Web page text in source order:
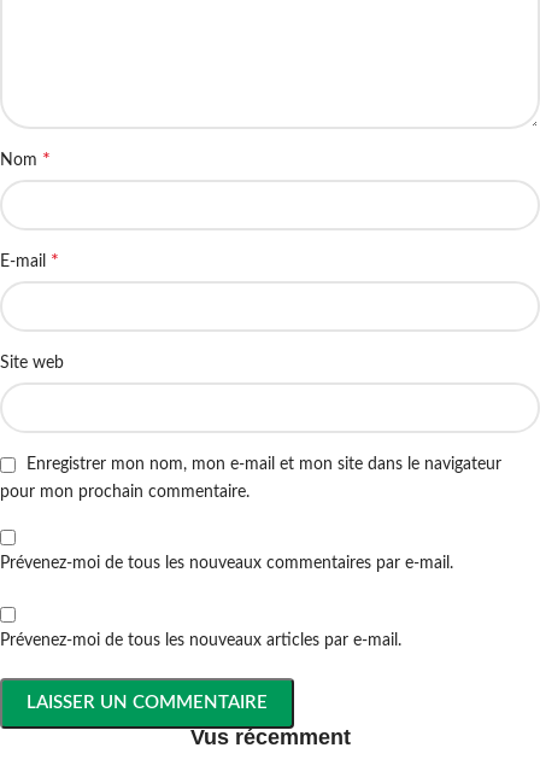
Nom *
E-mail *
Site web
Enregistrer mon nom, mon e-mail et mon site dans le navigateur
pour mon prochain commentaire.
Prévenez-moi de tous les nouveaux commentaires par e-mail.
Prévenez-moi de tous les nouveaux articles par e-mail.
Vus récemment